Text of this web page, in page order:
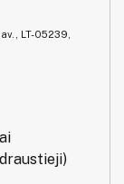
LT-05239,